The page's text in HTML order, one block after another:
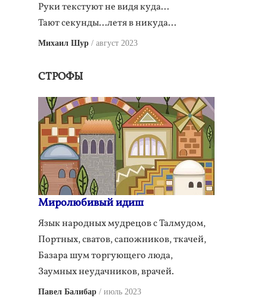
Руки текстуют не видя куда...
Тают секунды...летя в никуда...
Михаил Шур август 2023
СТРОФЫ
Миролюбивый идиш
Язык народных мудрецов с Талмудом,
Портных, сватов, сапожников, ткачей,
Базара шум торгующего люда,
Заумных неудачников, врачей.
Павел Балибар июль 2023